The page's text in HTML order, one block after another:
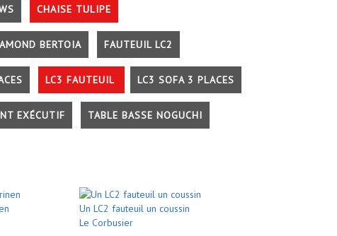
CHAISE TULIPE
BERTOIA FAUTEUIL LC2
LC3 FAUTEUIL LC3 SOFA 3 PLACES
EXÉCUTIF TABLE BASSE NOGUCHI
Un LC2 fauteuil un coussin
Le Corbusier